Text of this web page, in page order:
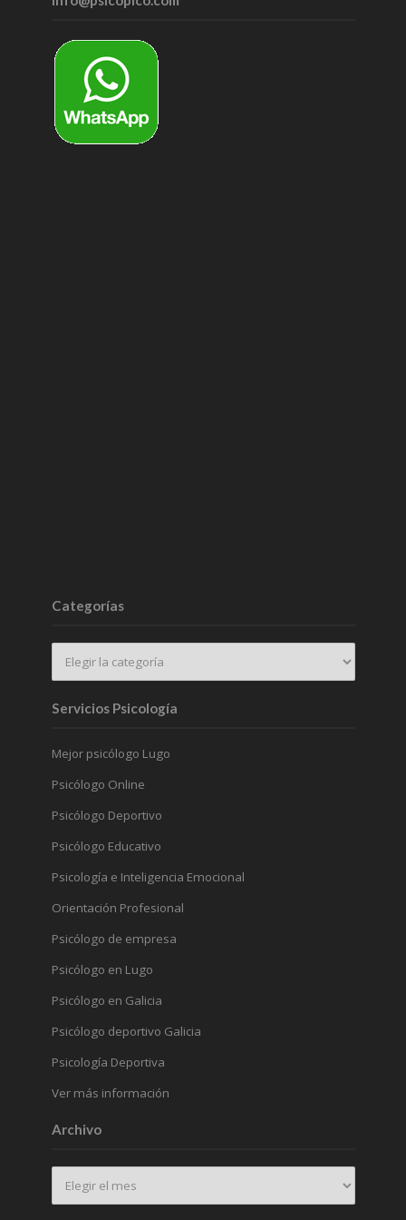
Categorías
Servicios Psicología
Mejor psicólogo Lugo
Psicólogo Online
Psicólogo Deportivo
Psicólogo Educativo
Psicología e Inteligencia Emocional
Orientación Profesional
Psicólogo de empresa
Psicólogo en Lugo
Psicólogo en Galicia
Psicólogo deportivo Galicia
Psicología Deportiva
Ver más información
Archivo
Archivo